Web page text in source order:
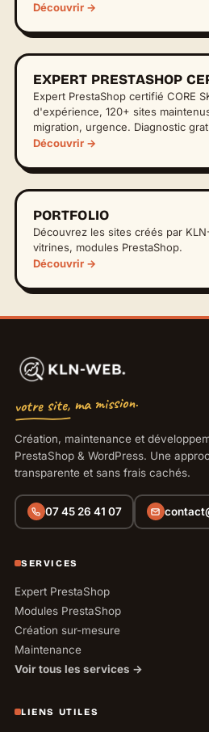
Découvrir →
EXPERT PRESTASHOP
Expert PrestaShop certifié CORE
d'expérience, 120+ sites
migration, urgence. Diagnostic
Découvrir →
PORTFOLIO
Découvrez les sites créés par
vitrines, modules PrestaShop.
Découvrir →
votre site, ma mission.
Création, maintenance et
PrestaShop & WordPress. Une
transparente et sans frais cachés.
07 45 26 41 07
SERVICES
Expert PrestaShop
Modules PrestaShop
Création sur-mesure
Maintenance
Voir tous les services →
LIENS UTILES